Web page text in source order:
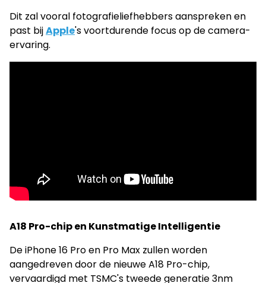
Dit zal vooral fotografieliefhebbers aanspreken en
past bijApple's voortdurende focus op de camera-
ervaring.
A18 Pro-chip en Kunstmatige Intelligentie
De iPhone 16 Pro en Pro Max zullen worden
aangedreven door de nieuwe A18 Pro-chip,
vervaardigd met TSMC's tweede generatie 3nm